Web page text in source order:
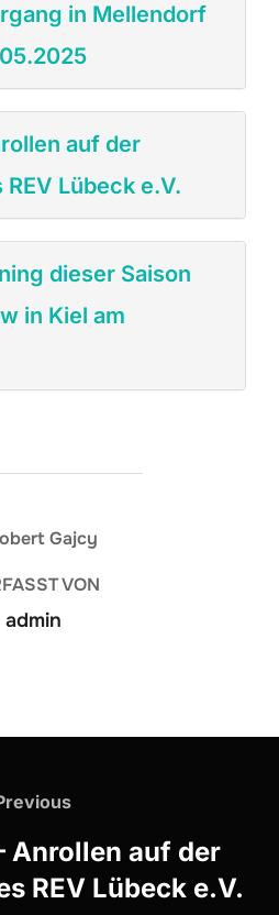
in Mellendorf
auf der
Lübeck e.V.
dieser Saison
in Kiel am
VON
admin
Previous
Anrollen auf der
REV Lübeck e.V.